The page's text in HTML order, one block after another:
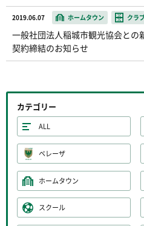
2019.06.07 ホームタウン クラ
一般社団法人稲城市観光協会との
契約締結のお知らせ
カテゴリー
ALL
ベレーザ
ホームタウン
スクール